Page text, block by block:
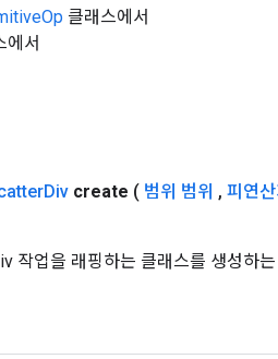
클래스에서
에서
Div create ( 범위 범위 , 피연
작업을 래핑하는 클래스를 생성하